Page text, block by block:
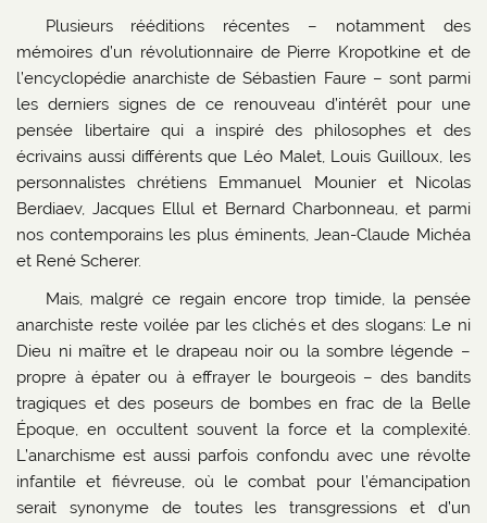
Plusieurs rééditions récentes – notamment des
mémoires d’un révolutionnaire de Pierre Kropotkine et de
l’encyclopédie anarchiste de Sébastien Faure – sont parmi
les derniers signes de ce renouveau d’intérêt pour une
pensée libertaire qui a inspiré des philosophes et des
écrivains aussi différents que Léo Malet, Louis Guilloux, les
personnalistes chrétiens Emmanuel Mounier et Nicolas
Berdiaev, Jacques Ellul et Bernard Charbonneau, et parmi
nos contemporains les plus éminents, Jean-Claude Michéa
et René Scherer.
Mais, malgré ce regain encore trop timide, la pensée
anarchiste reste voilée par les clichés et des slogans: Le ni
Dieu ni maître et le drapeau noir ou la sombre légende –
propre à épater ou à effrayer le bourgeois – des bandits
tragiques et des poseurs de bombes en frac de la Belle
Époque, en occultent souvent la force et la complexité.
L’anarchisme est aussi parfois confondu avec une révolte
infantile et fiévreuse, où le combat pour l’émancipation
serait synonyme de toutes les transgressions et d’un